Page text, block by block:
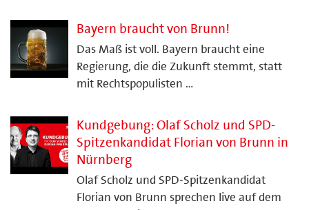
Bayern braucht von Brunn!
Das Maß ist voll. Bayern braucht eine
Regierung, die die Zukunft stemmt, statt
mit Rechtspopulisten …
Kundgebung: Olaf Scholz und SPD-
Spitzenkandidat Florian von Brunn in
Nürnberg
Olaf Scholz und SPD-Spitzenkandidat
Florian von Brunn sprechen live auf dem